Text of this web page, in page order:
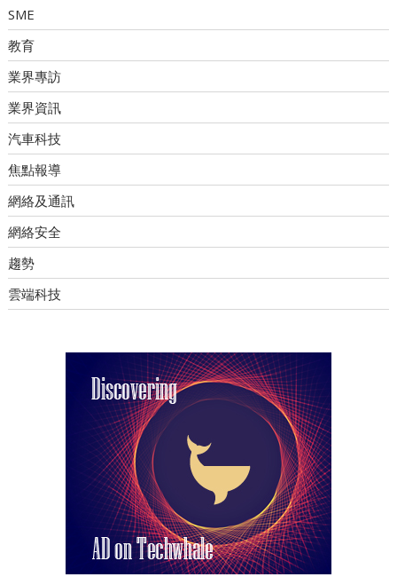
SME
教育
業界專訪
業界資訊
汽車科技
焦點報導
網絡及通訊
網絡安全
趨勢
雲端科技